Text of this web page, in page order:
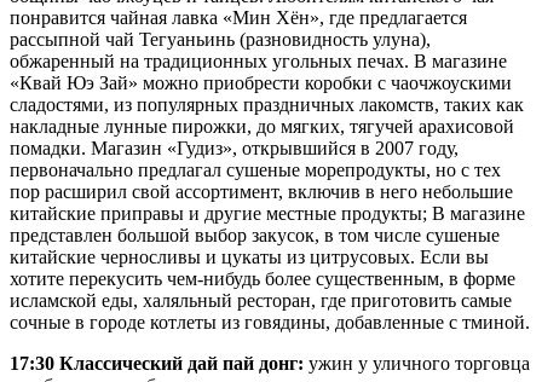
понравится чайная лавка «Мин Хён», где предлагается
рассыпной чай Тегуаньинь (разновидность улуна),
обжаренный на традиционных угольных печах. В магазине
«Квай Юэ Зай» можно приобрести коробки с чаочжоускими
сладостями, из популярных праздничных лакомств, таких как
накладные лунные пирожки, до мягких, тягучей арахисовой
помадки. Магазин «Гудиз», открывшийся в 2007 году,
первоначально предлагал сушеные морепродукты, но с тех
пор расширил свой ассортимент, включив в него небольшие
китайские приправы и другие местные продукты; В магазине
представлен большой выбор закусок, в том числе сушеные
китайские черносливы и цукаты из цитрусовых. Если вы
хотите перекусить чем-нибудь более существенным, в форме
исламской еды, халяльный ресторан, где приготовить самые
сочные в городе котлеты из говядины, добавленные с тминой.
17:30 Классический дай пай донг: ужин у уличного торговца